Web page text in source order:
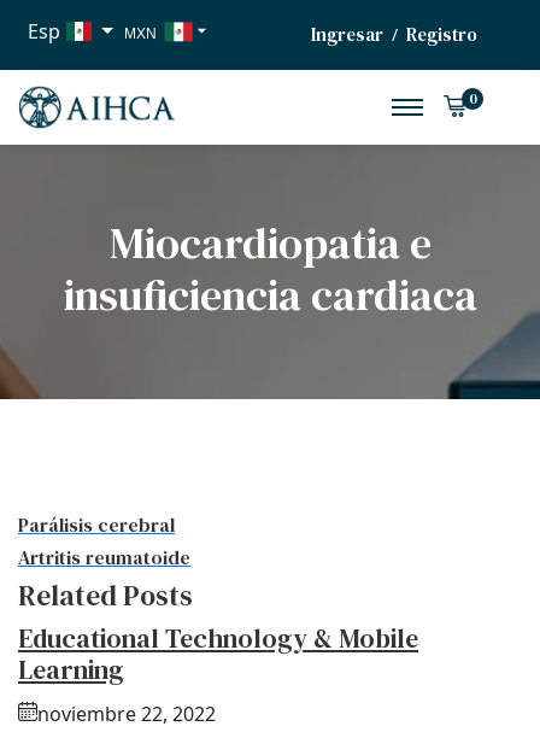
Esp MXN
EUR
Ingresar / Registro
0
Miocardiopatia e
insuficiencia cardiaca
Parálisis cerebral
Artritis reumatoide
Related Posts
Educational Technology & Mobile
Learning
noviembre 22, 2022